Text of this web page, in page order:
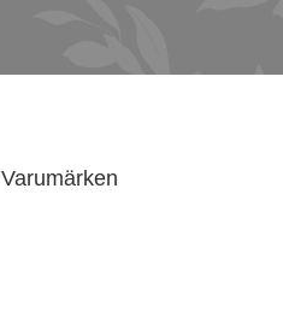
Varumärken